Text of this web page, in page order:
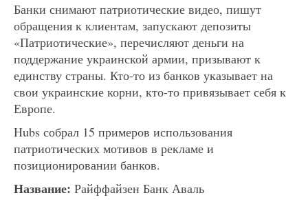
Банки снимают патриотические видео, пишут
обращения к клиентам, запускают депозиты
«Патриотические», перечисляют деньги на
поддержание украинской армии, призывают к
единству страны. Кто-то из банков указывает на
свои украинские корни, кто-то привязывает себя к
Европе.
Hubs собрал 15 примеров использования
патриотических мотивов в рекламе и
позиционировании банков.
Название: Райффайзен Банк Аваль